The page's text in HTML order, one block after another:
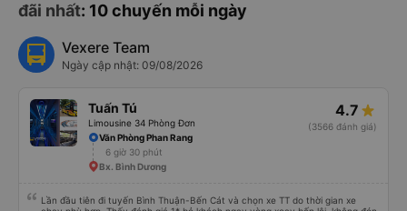
đãi nhất: 10 chuyến mỗi ngày
Vexere Team
Ngày cập nhật: 09/08/2026
Tuấn Tú
Limousine 34 Phòng Đơn
4.7
(3566 đánh giá)
Văn Phòng Phan Rang
6 giờ 30 phút
Bx. Bình Dương
Lần đầu tiên đi tuyến Bình Thuận-Bến Cát và chọn xe TT do thời gian xe